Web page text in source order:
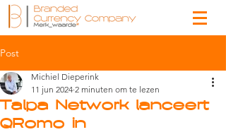
Post
Talpa Network lanceert
QRomo in
Michiel Dieperink
11 jun 2024 2 minuten om te lezen